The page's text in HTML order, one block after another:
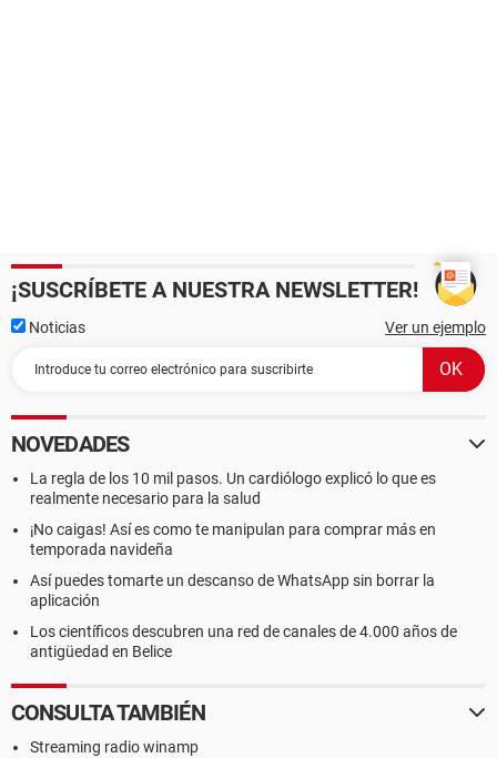
¡SUSCRÍBETE A NUESTRA NEWSLETTER!
Noticias Ver un ejemplo
NOVEDADES
La regla de los 10 mil pasos. Un cardiólogo explicó lo que es
realmente necesario para la salud
¡No caigas! Así es como te manipulan para comprar más en
temporada navideña
Así puedes tomarte un descanso de WhatsApp sin borrar la
aplicación
Los científicos descubren una red de canales de 4.000 años de
antigüedad en Belice
CONSULTA TAMBIÉN
Streaming radio winamp